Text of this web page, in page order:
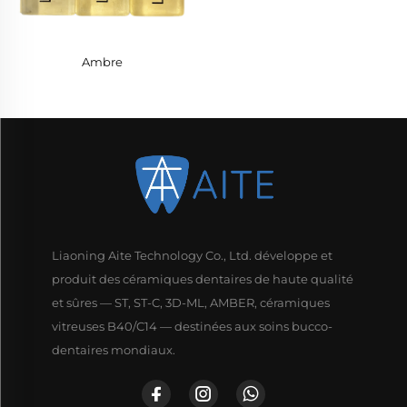
Ambre
Liaoning Aite Technology Co., Ltd. développe et
produit des céramiques dentaires de haute qualité
et sûres — ST, ST-C, 3D-ML, AMBER, céramiques
vitreuses B40/C14 — destinées aux soins bucco-
dentaires mondiaux.